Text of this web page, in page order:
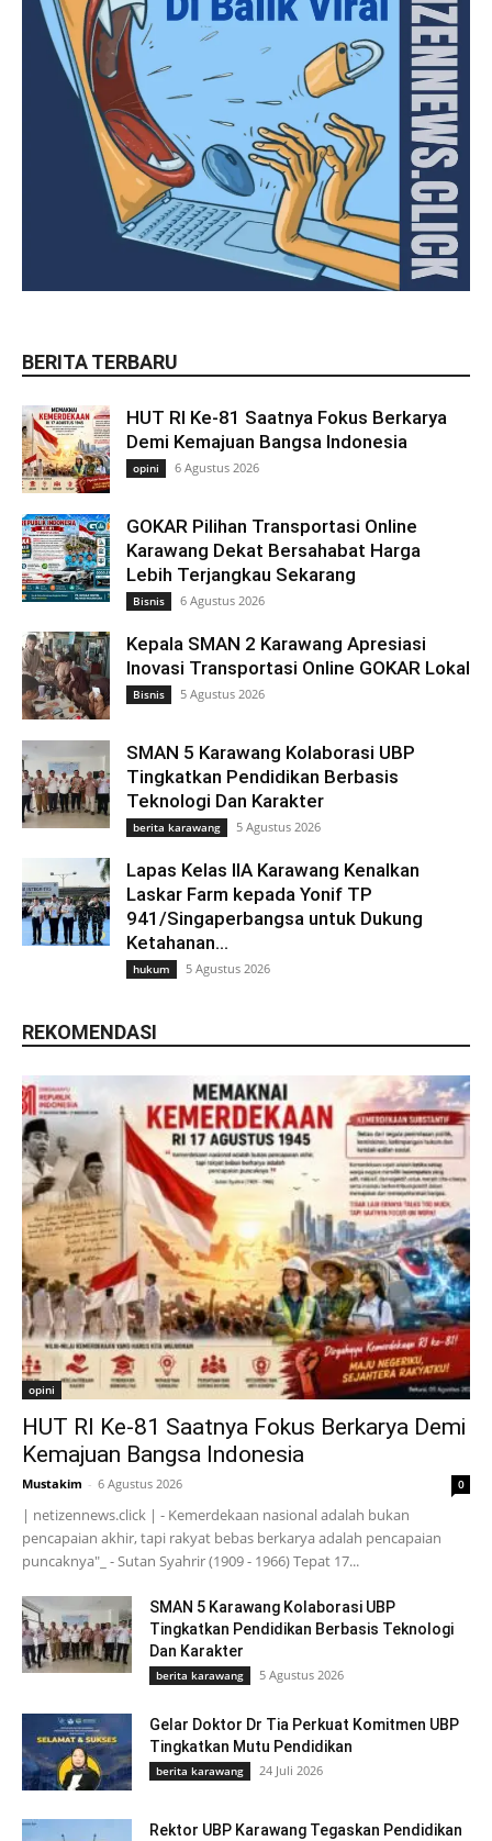
BERITA TERBARU
HUT RI Ke-81 Saatnya Fokus Berkarya
Demi Kemajuan Bangsa Indonesia
opini 6 Agustus 2026
GOKAR Pilihan Transportasi Online
Karawang Dekat Bersahabat Harga
Lebih Terjangkau Sekarang
Bisnis 6 Agustus 2026
Kepala SMAN 2 Karawang Apresiasi
Inovasi Transportasi Online GOKAR Lokal
Bisnis 5 Agustus 2026
SMAN 5 Karawang Kolaborasi UBP
Tingkatkan Pendidikan Berbasis
Teknologi Dan Karakter
berita karawang 5 Agustus 2026
Lapas Kelas IIA Karawang Kenalkan
Laskar Farm kepada Yonif TP
941/Singaperbangsa untuk Dukung
Ketahanan...
hukum 5 Agustus 2026
REKOMENDASI
opini
HUT RI Ke-81 Saatnya Fokus Berkarya Demi
Kemajuan Bangsa Indonesia
Mustakim - 6 Agustus 2026 0
| netizennews.click | - Kemerdekaan nasional adalah bukan
pencapaian akhir, tapi rakyat bebas berkarya adalah pencapaian
puncaknya"_ - Sutan Syahrir (1909 - 1966) Tepat 17...
SMAN 5 Karawang Kolaborasi UBP
Tingkatkan Pendidikan Berbasis Teknologi
Dan Karakter
berita karawang 5 Agustus 2026
Gelar Doktor Dr Tia Perkuat Komitmen UBP
Tingkatkan Mutu Pendidikan
berita karawang 24 Juli 2026
Rektor UBP Karawang Tegaskan Pendidikan